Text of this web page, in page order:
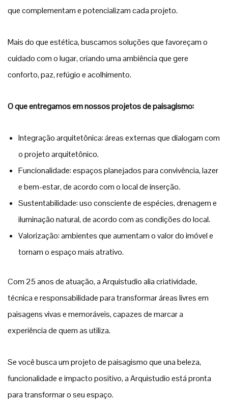
que complementam e potencializam cada projeto.
Mais do que estética, buscamos soluções que favoreçam o
cuidado com o lugar, criando uma ambiência que gere
conforto, paz, refúgio e acolhimento.
O que entregamos em nossos projetos de paisagismo:
Integração arquitetônica: áreas externas que dialogam com
o projeto arquitetônico.
Funcionalidade: espaços planejados para convivência, lazer
e bem-estar, de acordo com o local de inserção.
Sustentabilidade: uso consciente de espécies, drenagem e
iluminação natural, de acordo com as condições do local.
Valorização: ambientes que aumentam o valor do imóvel e
tornam o espaço mais atrativo.
Com 25 anos de atuação, a Arquistudio alia criatividade,
técnica e responsabilidade para transformar áreas livres em
paisagens vivas e memoráveis, capazes de marcar a
experiência de quem as utiliza.
Se você busca um projeto de paisagismo que una beleza,
funcionalidade e impacto positivo, a Arquistudio está pronta
para transformar o seu espaço.